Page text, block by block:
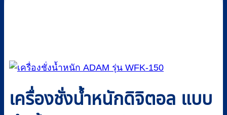
เครื่องชั่งน้ำหนักดิจิตอล แบบ